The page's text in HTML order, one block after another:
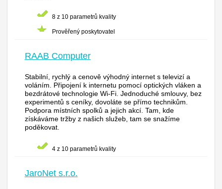
8 z 10 parametrů kvality
Prověřený poskytovatel
RAAB Computer
Stabilní, rychlý a cenově výhodný internet s televizí a
voláním. Připojení k internetu pomocí optických vláken a
bezdrátové technologie Wi-Fi. Jednoduché smlouvy, bez
experimentů s ceníky, dovoláte se přímo technikům.
Podpora místních spolků a jejich akcí. Tam, kde
získáváme tržby z našich služeb, tam se snažíme
poděkovat.
4 z 10 parametrů kvality
JaroNet s.r.o.